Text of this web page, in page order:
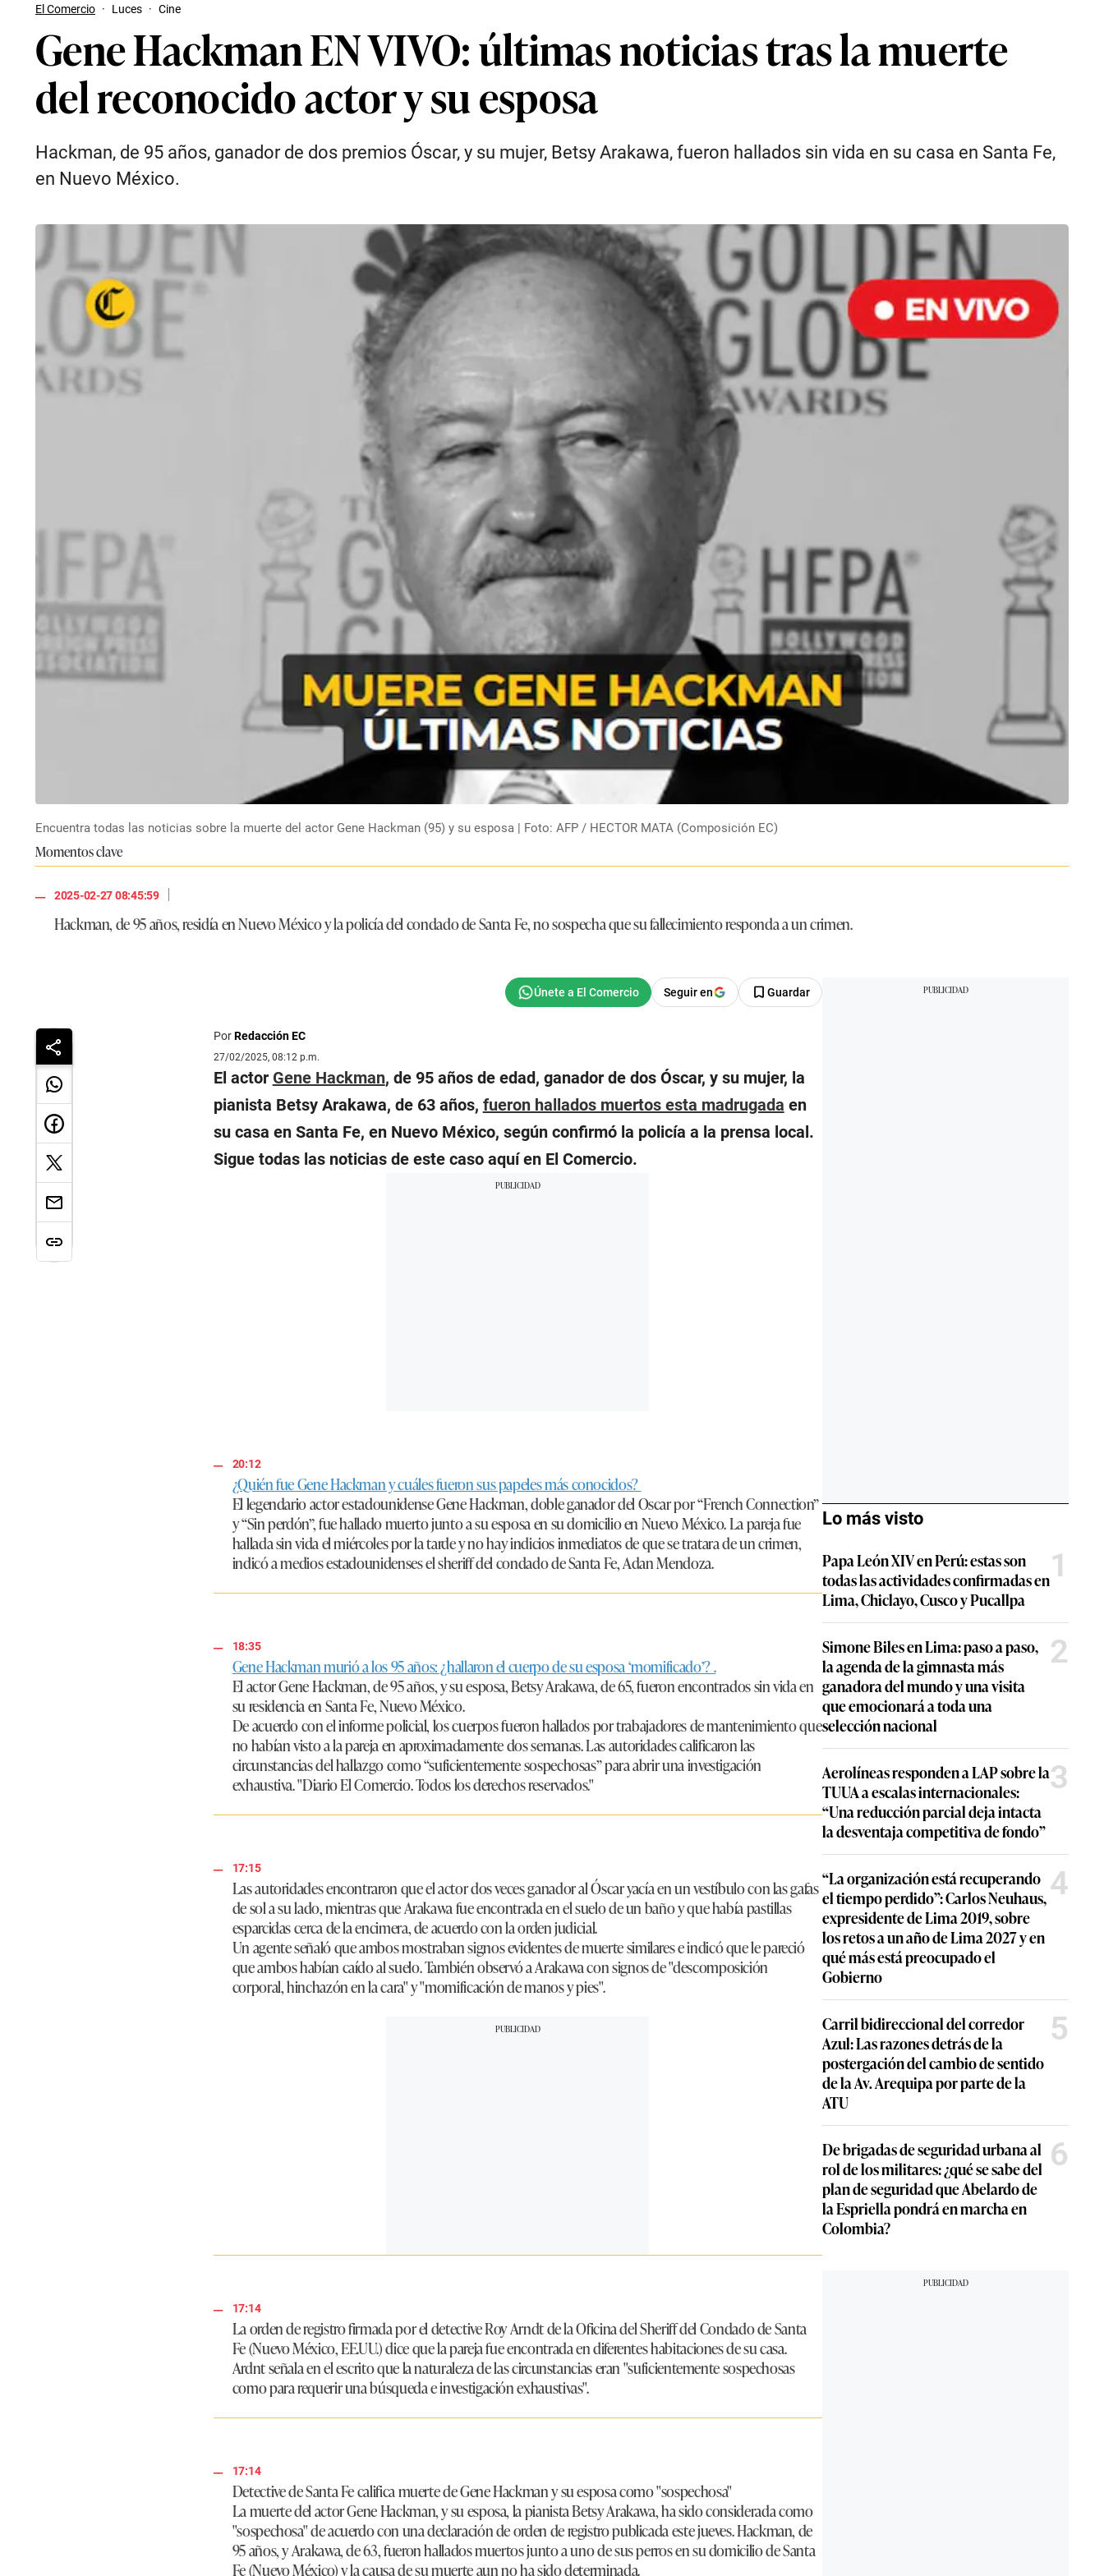
El Comercio · Luces · Cine
Gene Hackman EN VIVO: últimas noticias tras la muerte
del reconocido actor y su esposa
Hackman, de 95 años, ganador de dos premios Óscar, y su mujer, Betsy Arakawa, fueron hallados sin vida en su casa en Santa Fe,
en Nuevo México.
Encuentra todas las noticias sobre la muerte del actor Gene Hackman (95) y su esposa | Foto: AFP / HECTOR MATA (Composición EC)
Momentos clave
2025-02-27 08:45:59
|
Hackman, de 95 años, residía en Nuevo México y la policía del condado de Santa Fe,no sospecha que su fallecimiento responda a un crimen.
Seguir en Guardar
PorRedacción EC
27/02/2025, 08:12 p.m.
El actor Gene Hackman, de 95 años de edad, ganador de dos Óscar, y su mujer, la
pianista Betsy Arakawa, de 63 años, fueron hallados muertos esta madrugada en
su casa en Santa Fe, en Nuevo México, según confirmó la policía a la prensa local.
Sigue todas las noticias de este caso aquí en El Comercio.
20:12
¿Quién fue Gene Hackman y cuáles fueron sus papeles más conocidos?
El legendario actor estadounidense Gene Hackman, doble ganador del Oscar por “French Connection”
y “Sin perdón”, fue hallado muerto junto a su esposa en su domicilio en Nuevo México. La pareja fue
hallada sin vida el miércoles por la tarde y no hay indicios inmediatos de que se tratara de un crimen,
indicó a medios estadounidenses el sheriff del condado de Santa Fe, Adan Mendoza.
18:35
Gene Hackman murió a los 95 años: ¿hallaron el cuerpo de su esposa ‘momificado’? .
El actorGene Hackman, de 95 años, y su esposa,Betsy Arakawa, de 65, fueron encontrados sin vida en
su residencia en Santa Fe, Nuevo México.
De acuerdo con el informe policial, los cuerpos fueron hallados por trabajadores de mantenimiento que
no habían visto a la pareja en aproximadamente dos semanas. Las autoridades calificaron las
circunstancias del hallazgo como “suficientemente sospechosas” para abrir una investigación
exhaustiva. "Diario El Comercio. Todos los derechos reservados."
17:15
Las autoridades encontraron que el actor dos veces ganador al Óscar yacía en un vestíbulo con las gafas
de sol a su lado, mientras que Arakawa fue encontrada en el suelo de un baño y que había pastillas
esparcidas cerca de la encimera, de acuerdo con la orden judicial.
Un agente señaló que ambos mostraban signos evidentes de muerte similares e indicó que le pareció
que ambos habían caído al suelo. También observó a Arakawa con signos de "descomposición
corporal, hinchazón en la cara" y "momificación de manos y pies".
17:14
La orden de registro firmada por el detective Roy Arndt de la Oficina del Sheriff del Condado de Santa
Fe (Nuevo México, EE.UU.) dice que la pareja fue encontrada en diferentes habitaciones de su casa.
Ardnt señala en el escrito que la naturaleza de las circunstancias eran "suficientemente sospechosas
como para requerir una búsqueda e investigación exhaustivas".
17:14
Detective de Santa Fe califica muerte de Gene Hackman y su esposa como "sospechosa"
La muerte del actorGene Hackman, y su esposa, la pianistaBetsy Arakawa, ha sido considerada como
"sospechosa" de acuerdo con una declaración de orden de registro publicada este jueves. Hackman, de
95 años, y Arakawa, de 63, fueron hallados muertos junto a uno de sus perros en su domicilio de Santa
Fe (Nuevo México) y la causa de su muerte aun no ha sido determinada.
Lo más visto
Papa León XIV en Perú: estas son
todas las actividades confirmadas en
Lima, Chiclayo, Cusco y Pucallpa
1
Simone Biles en Lima: paso a paso,
la agenda de la gimnasta más
ganadora del mundo y una visita
que emocionará a toda una
selección nacional
2
Aerolíneas responden a LAP sobre la
TUUA a escalas internacionales:
“Una reducción parcial deja intacta
la desventaja competitiva de fondo”
3
“La organización está recuperando
el tiempo perdido”: Carlos Neuhaus,
expresidente de Lima 2019, sobre
los retos a un año de Lima 2027 y en
qué más está preocupado el
Gobierno
4
Carril bidireccional del corredor
Azul: Las razones detrás de la
postergación del cambio de sentido
de la Av. Arequipa por parte de la
ATU
5
De brigadas de seguridad urbana al
rol de los militares: ¿qué se sabe del
plan de seguridad que Abelardo de
la Espriella pondrá en marcha en
Colombia?
6